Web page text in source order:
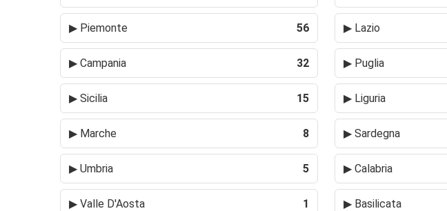
▶ Piemonte 56 ▶ Lazio
▶ Campania 32 ▶ Puglia
▶ Sicilia 15 ▶ Liguria
▶ Marche 8 ▶ Sardegna
▶ Umbria 5 ▶ Calabria
▶ Valle D'Aosta 1 ▶ Basilicata